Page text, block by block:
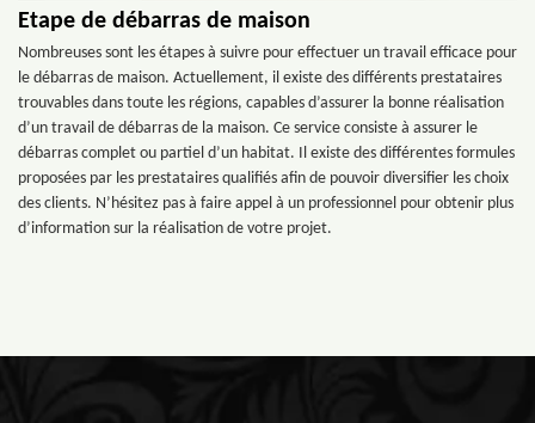
Etape de débarras de maison
Nombreuses sont les étapes à suivre pour effectuer un travail efficace pour
le débarras de maison. Actuellement, il existe des différents prestataires
trouvables dans toute les régions, capables d’assurer la bonne réalisation
d’un travail de débarras de la maison. Ce service consiste à assurer le
débarras complet ou partiel d’un habitat. Il existe des différentes formules
proposées par les prestataires qualifiés afin de pouvoir diversifier les choix
des clients. N’hésitez pas à faire appel à un professionnel pour obtenir plus
d’information sur la réalisation de votre projet.